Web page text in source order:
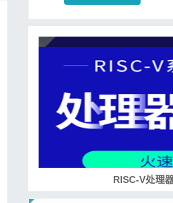
RISC-V处理